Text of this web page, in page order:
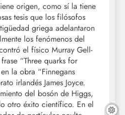
origen, como sí la tiene
tesis que los filósofos
griega adelantaron
los fenómenos del
el físico Murray Gell-
“Three quarks for
la obra “Finnegans
irlandés James Joyce.
del bosón de Higgs,
otro éxito científico. En el